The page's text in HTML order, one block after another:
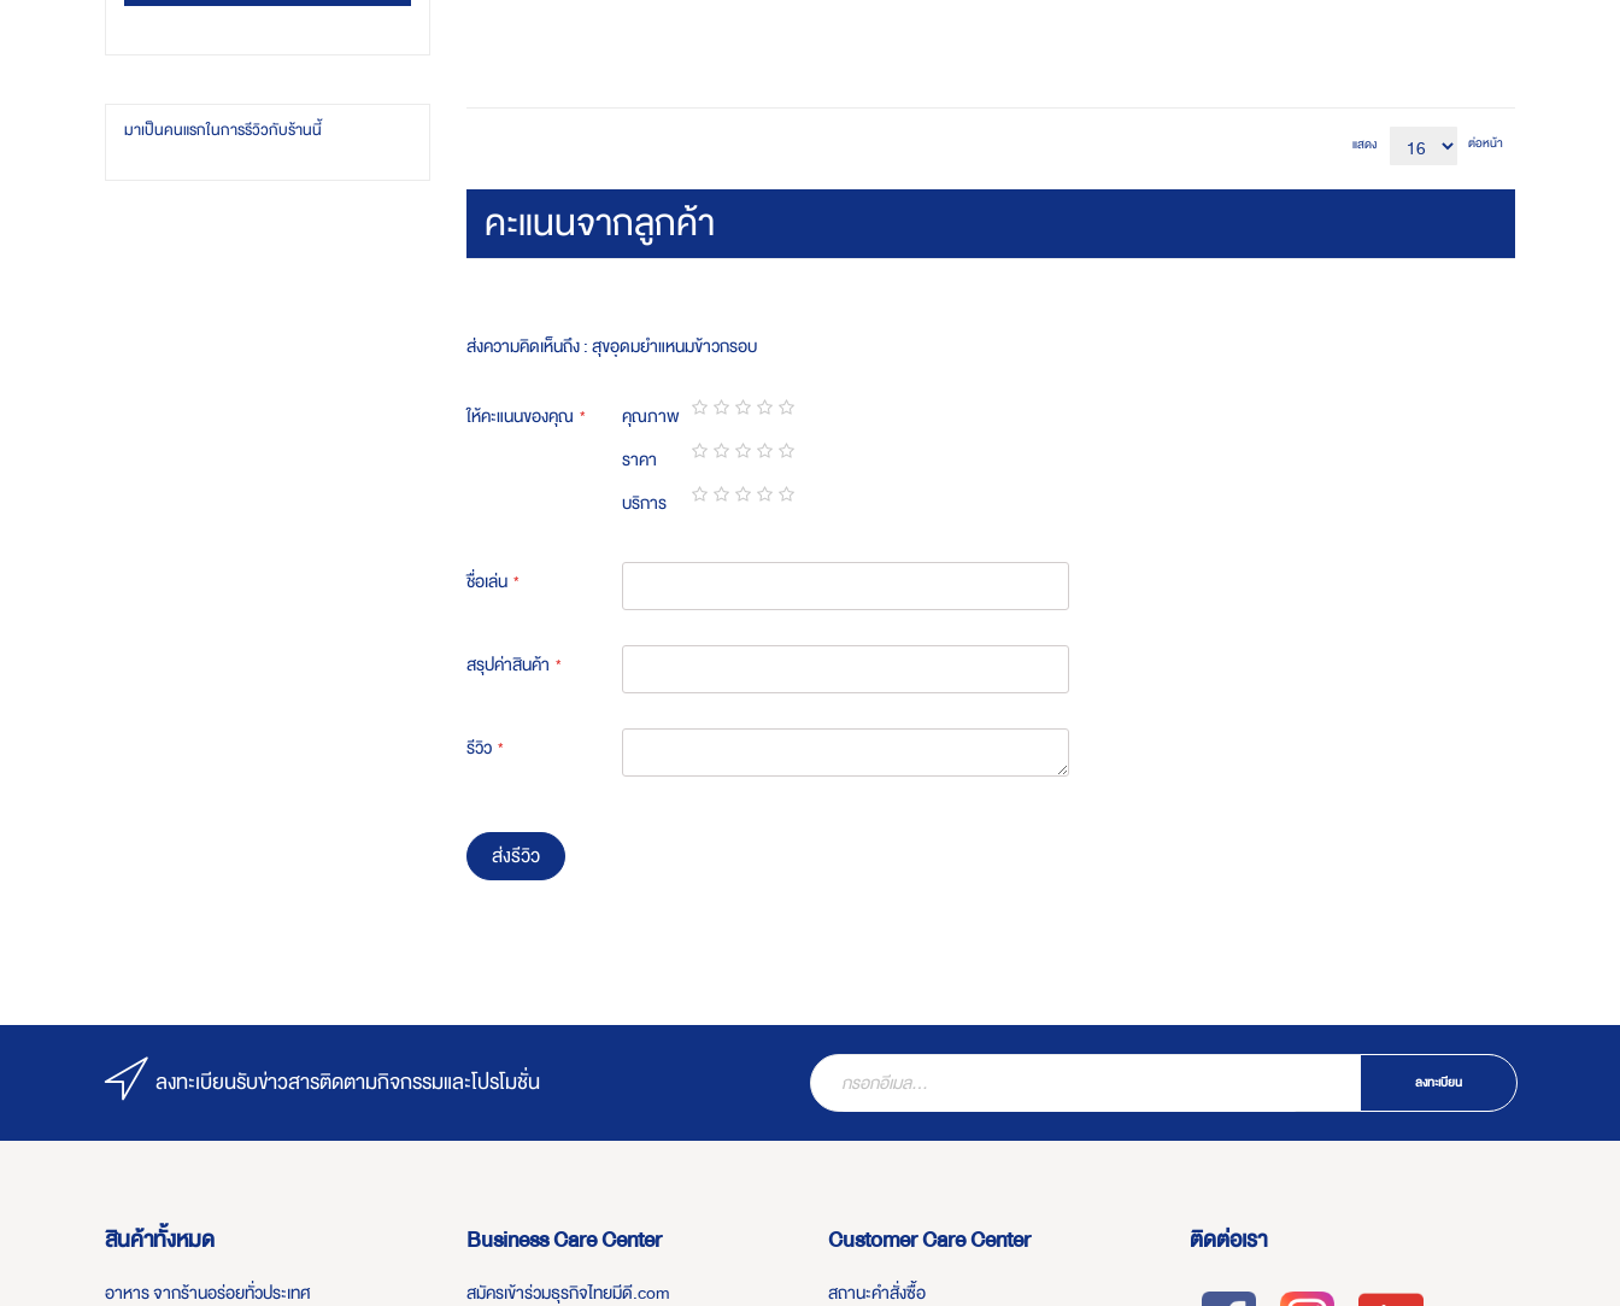
มาเป็นคนแรกในการรีวิวกับร้านนี้
แสดง ต่อหน้า
คะแนนจากลูกค้า
ส่งความคิดเห็นถึง : สุขอุดมยำแหนมข้าวกรอบ
ให้คะแนนของคุณ คุณภาพ
1
star
2
stars
3
stars
4
stars
5
stars
ราคา
1
star
2
stars
3
stars
4
stars
5
stars
บริการ
ชื่อเล่น
สรุปค่าสินค้า
รีวิว
ส่งรีวิว
ลงทะเบียนรับข่าวสารติดตามกิจกรรมและโปรโมชั่น ลงทะเบียน
สินค้าทั้งหมด
อาหาร จากร้านอร่อยทั่วประเทศ
Business Care Center
สมัครเข้าร่วมธุรกิจไทยมีดี.com
Customer Care Center
สถานะคำสั่งซื้อ
ติดต่อเรา